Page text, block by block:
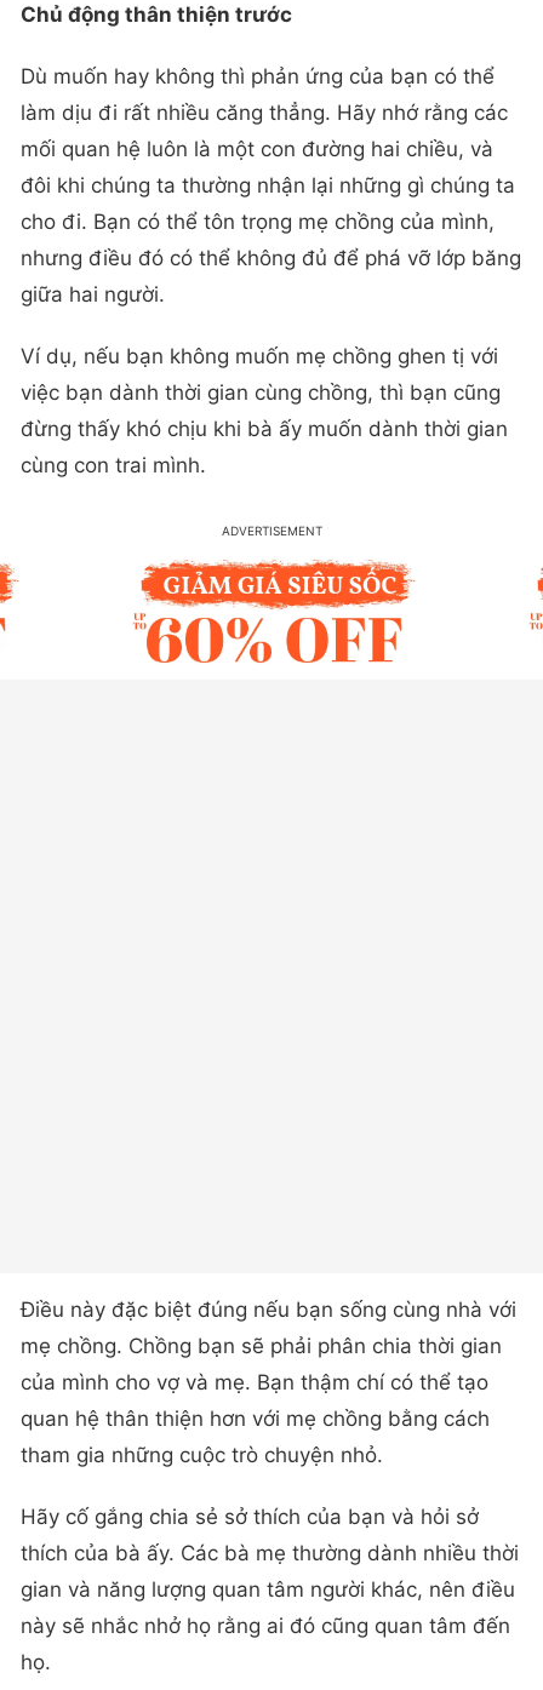
Chủ động thân thiện trước
Dù muốn hay không thì phản ứng của bạn có thể
làm dịu đi rất nhiều căng thẳng. Hãy nhớ rằng các
mối quan hệ luôn là một con đường hai chiều, và
đôi khi chúng ta thường nhận lại những gì chúng ta
cho đi. Bạn có thể tôn trọng mẹ chồng của mình,
nhưng điều đó có thể không đủ để phá vỡ lớp băng
giữa hai người.
Ví dụ, nếu bạn không muốn mẹ chồng ghen tị với
việc bạn dành thời gian cùng chồng, thì bạn cũng
đừng thấy khó chịu khi bà ấy muốn dành thời gian
cùng con trai mình.
Điều này đặc biệt đúng nếu bạn sống cùng nhà với
mẹ chồng. Chồng bạn sẽ phải phân chia thời gian
của mình cho vợ và mẹ. Bạn thậm chí có thể tạo
quan hệ thân thiện hơn với mẹ chồng bằng cách
tham gia những cuộc trò chuyện nhỏ.
Hãy cố gắng chia sẻ sở thích của bạn và hỏi sở
thích của bà ấy. Các bà mẹ thường dành nhiều thời
gian và năng lượng quan tâm người khác, nên điều
này sẽ nhắc nhở họ rằng ai đó cũng quan tâm đến
họ.